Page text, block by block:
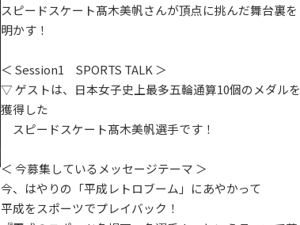
スピードスケート髙木美帆さんが頂点に挑んだ舞台裏を
明かす！
＜ Session1 SPORTS TALK ＞
▽ ゲストは、日本女子史上最多五輪通算10個のメダルを
獲得した
スピードスケート髙木美帆選手です！
＜ 今募集しているメッセージテーマ ＞
今、はやりの「平成レトロブーム」にあやかって
平成をスポーツでプレイバック！